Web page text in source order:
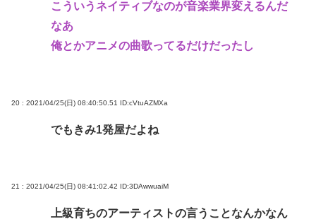
こういうネイティブなのが音楽業界変えるんだ
なあ
俺とかアニメの曲歌ってるだけだったし
20 : 2021/04/25(日) 08:40:50.51 ID:cVtuAZMXa
でもきみ1発屋だよね
21 : 2021/04/25(日) 08:41:02.42 ID:3DAwwuaiM
上級育ちのアーティストの言うことなんかなん